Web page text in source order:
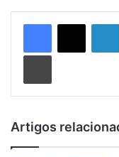
Imprimir
Artigos